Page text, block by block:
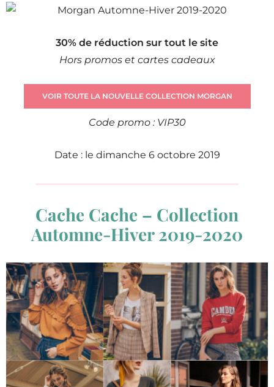
30% de réduction sur tout le site
Hors promos et cartes cadeaux
VOIR TOUTE LA NOUVELLE COLLECTION MORGAN
Code promo : VIP30
Date : le dimanche 6 octobre 2019
Cache Cache – Collection
Automne-Hiver 2019-2020